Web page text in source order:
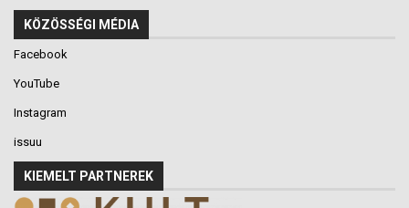
KÖZÖSSÉGI MÉDIA
Facebook
YouTube
Instagram
issuu
KIEMELT PARTNEREK